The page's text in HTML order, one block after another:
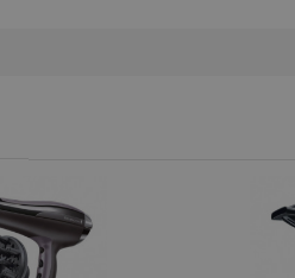
1 месец
1 месец
newsman